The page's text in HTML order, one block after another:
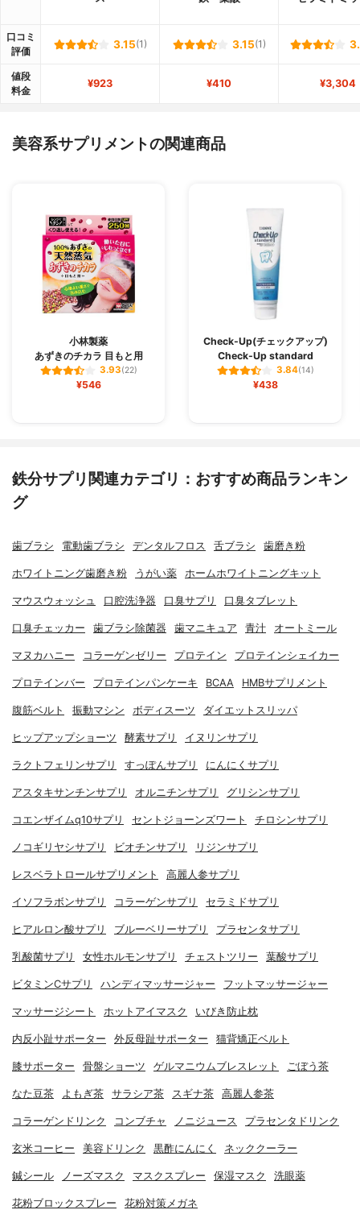
口コミ
評価
3.15(1) 3.15(1)
値段
料金
¥923 ¥410 ¥3,304
美容系サプリメントの関連商品
小林製薬
あずきのチカラ 目もと用
3.93(22)
¥546
Check-Up(チェックアップ)
Check-Up standard
3.84(14)
¥438
鉄分サプリ関連カテゴリ：おすすめ商品ランキン
グ
歯ブラシ 電動歯ブラシ デンタルフロス 舌ブラシ 歯磨き粉
ホワイトニング歯磨き粉 うがい薬 ホームホワイトニングキット
マウスウォッシュ 口腔洗浄器 口臭サプリ 口臭タブレット
口臭チェッカー 歯ブラシ除菌器 歯マニキュア 青汁 オートミール
マヌカハニー コラーゲンゼリー プロテイン プロテインシェイカー
プロテインバー プロテインパンケーキ BCAA HMBサプリメント
腹筋ベルト 振動マシン ボディスーツ ダイエットスリッパ
ヒップアップショーツ 酵素サプリ イヌリンサプリ
ラクトフェリンサプリ すっぽんサプリ にんにくサプリ
アスタキサンチンサプリ オルニチンサプリ グリシンサプリ
コエンザイムq10サプリ セントジョーンズワート チロシンサプリ
ノコギリヤシサプリ ビオチンサプリ リジンサプリ
レスベラトロールサプリメント 高麗人参サプリ
イソフラボンサプリ コラーゲンサプリ セラミドサプリ
ヒアルロン酸サプリ ブルーベリーサプリ プラセンタサプリ
乳酸菌サプリ 女性ホルモンサプリ チェストツリー 葉酸サプリ
ビタミンCサプリ ハンディマッサージャー フットマッサージャー
マッサージシート ホットアイマスク いびき防止枕
内反小趾サポーター 外反母趾サポーター 猫背矯正ベルト
膝サポーター 骨盤ショーツ ゲルマニウムブレスレット ごぼう茶
なた豆茶 よもぎ茶 サラシア茶 スギナ茶 高麗人参茶
コラーゲンドリンク コンブチャ ノニジュース プラセンタドリンク
玄米コーヒー 美容ドリンク 黒酢にんにく ネッククーラー
鍼シール ノーズマスク マスクスプレー 保湿マスク 洗眼薬
花粉ブロックスプレー 花粉対策メガネ